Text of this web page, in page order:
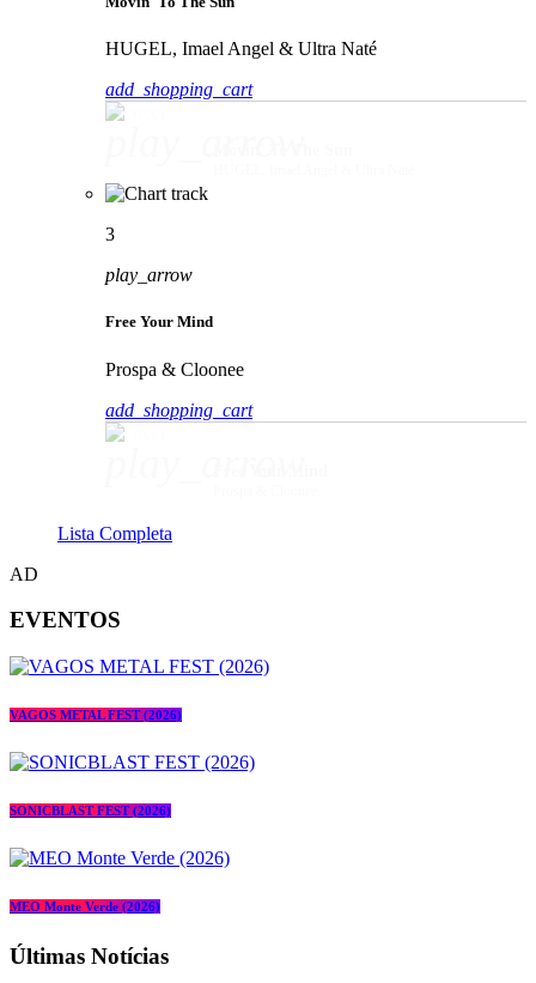
HUGEL, Imael Angel & Ultra Naté
add_shopping_cart
3
play_arrow
Free Your Mind
Prospa & Cloonee
add_shopping_cart
Lista Completa
AD
EVENTOS
VAGOS METAL FEST (2026)
SONICBLAST FEST (2026)
MEO Monte Verde (2026)
Últimas Notícias